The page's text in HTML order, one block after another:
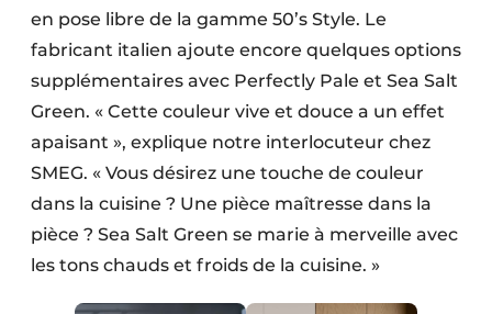
en pose libre de la gamme 50’s Style. Le
fabricant italien ajoute encore quelques options
supplémentaires avec Perfectly Pale et Sea Salt
Green. « Cette couleur vive et douce a un effet
apaisant », explique notre interlocuteur chez
SMEG. « Vous désirez une touche de couleur
dans la cuisine ? Une pièce maîtresse dans la
pièce ? Sea Salt Green se marie à merveille avec
les tons chauds et froids de la cuisine. »